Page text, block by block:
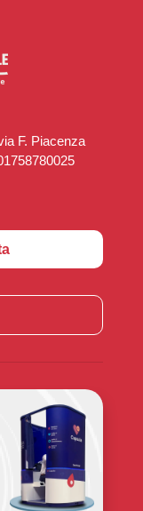
F. Piacenza